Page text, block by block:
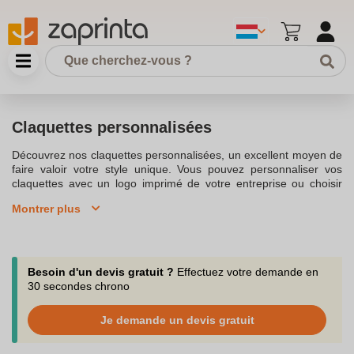
Claquettes personnalisées
Découvrez nos claquettes personnalisées, un excellent moyen de
faire valoir votre style unique. Vous pouvez personnaliser vos
claquettes avec un logo imprimé de votre entreprise ou choisir
claquettes antidérapantes en EVA sont conçues pour offrir un
répondent parfaitement à cette exigence.Si vous cherchez à
concevoir des claquettes 100% personnalisées en France, nous
travaillons avec plusieurs graphistes pour fournir le meilleur
de club de football ou des options de personnalisation spécifiques
à votre demande. Notre site internet vous permet de finaliser et
valider votre commande facilement, avec un service client prêt à
Montrer plus
Besoin d'un devis gratuit ? Effectuez votre demande en
30 secondes chrono
Je demande un devis gratuit